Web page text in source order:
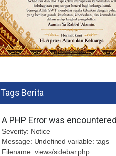
Tags Berita
A PHP Error was encountered
Severity: Notice
Message: Undefined variable: tags
Filename: views/sidebar.php